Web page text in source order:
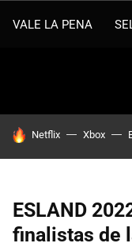
VALE LA PENA
HOY SE HABLA DE
Netflix Xbox
ESLAND
finalistas de